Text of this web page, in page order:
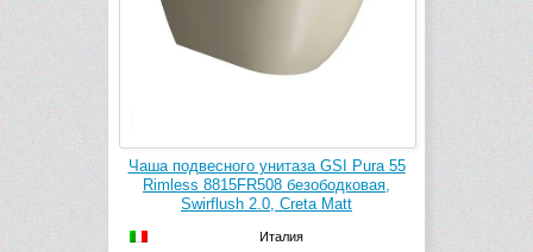
Чаша подвесного унитаза GSI Pura 55
Rimless 8815FR508 безободковая,
Swirflush 2.0, Creta Matt
Италия